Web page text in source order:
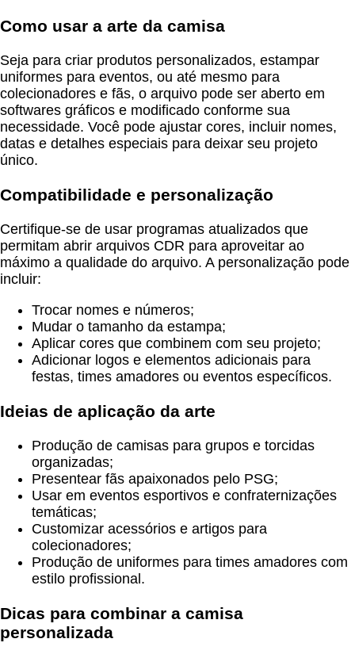
Como usar a arte da camisa
Seja para criar produtos personalizados, estampar
uniformes para eventos, ou até mesmo para
colecionadores e fãs, o arquivo pode ser aberto em
softwares gráficos e modificado conforme sua
necessidade. Você pode ajustar cores, incluir nomes,
datas e detalhes especiais para deixar seu projeto
único.
Compatibilidade e personalização
Certifique-se de usar programas atualizados que
permitam abrir arquivos CDR para aproveitar ao
máximo a qualidade do arquivo. A personalização pode
incluir:
Trocar nomes e números;
Mudar o tamanho da estampa;
Aplicar cores que combinem com seu projeto;
Adicionar logos e elementos adicionais para
festas, times amadores ou eventos específicos.
Ideias de aplicação da arte
Produção de camisas para grupos e torcidas
organizadas;
Presentear fãs apaixonados pelo PSG;
Usar em eventos esportivos e confraternizações
temáticas;
Customizar acessórios e artigos para
colecionadores;
Produção de uniformes para times amadores com
estilo profissional.
Dicas para combinar a camisa
personalizada